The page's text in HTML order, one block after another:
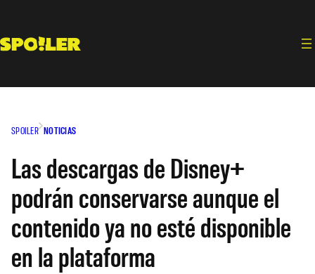
contenido
SPOILER NOTICIAS
Las descargas de Disney+
podrán conservarse aunque el
contenido ya no esté disponible
en la plataforma